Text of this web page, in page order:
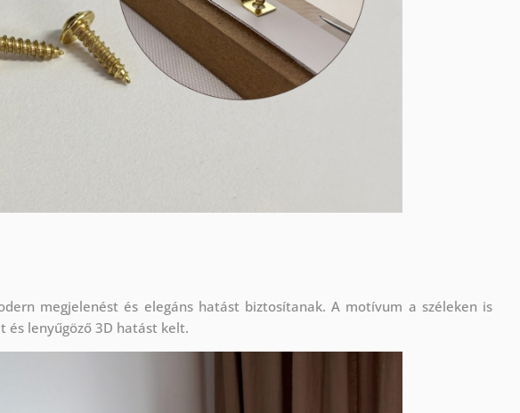
megjelenést és elegáns hatást biztosítanak. A motívum a széleken is
lenyűgöző 3D hatást kelt.